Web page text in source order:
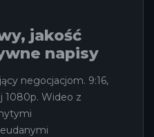
jakość
napisy
negocjacjom. 9:16,
1080p. Wideo z